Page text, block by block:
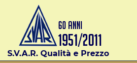
S.V.A.R. Qualità e Prezzo